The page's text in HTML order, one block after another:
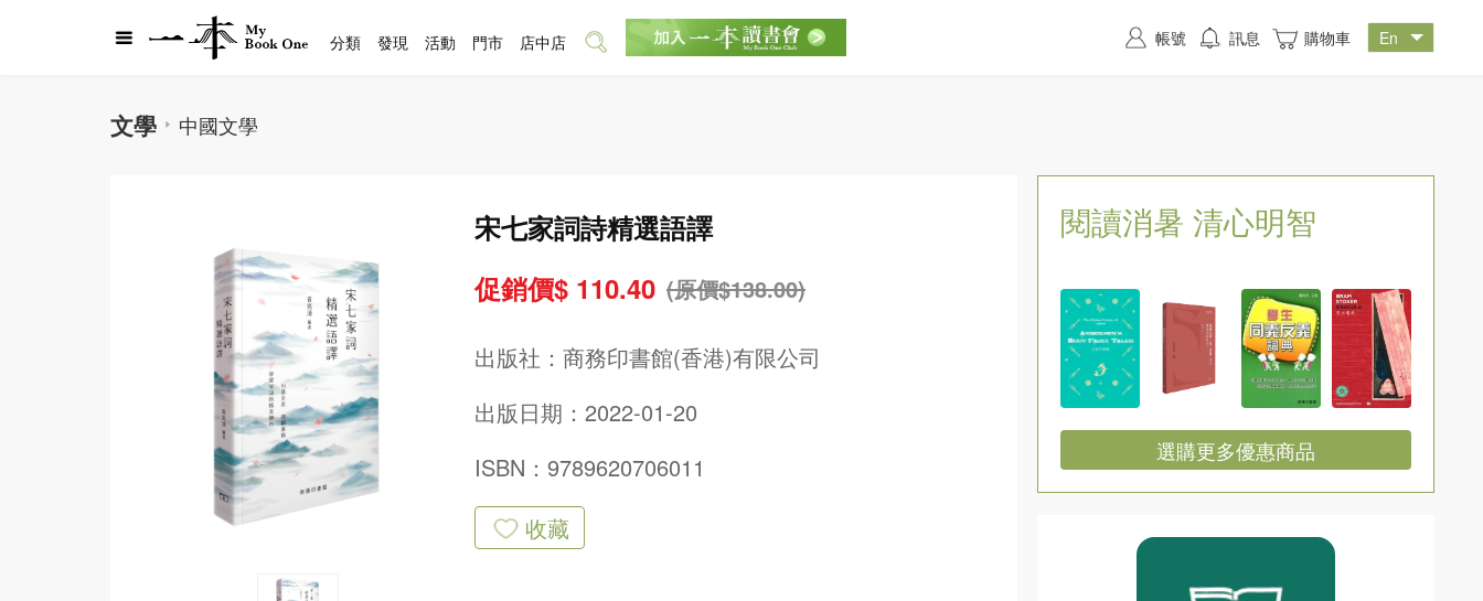
文學 中國文學
宋七家詞詩精選語譯
促銷價$ 110.40 (原價$138.00)
出版社： 商務印書館(香港)有限公司
出版日期：2022-01-20
ISBN：9789620706011
收藏
閱讀消暑 清心明智
選購更多優惠商品
分類 發現 活動 門市 店中店 帳號 訊息 購物車